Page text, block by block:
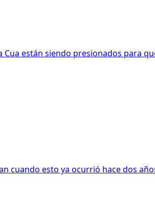
Cua están siendo presionados para
cuando esto ya ocurrió hace dos